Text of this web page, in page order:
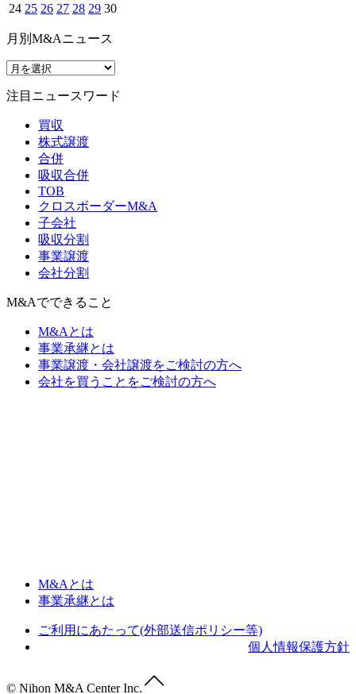
24 25 26 27 28 29 30
月別M&Aニュース
注目ニュースワード
買収
株式譲渡
合併
吸収合併
TOB
クロスボーダーM&A
子会社
吸収分割
事業譲渡
会社分割
M&Aでできること
M&Aとは
事業承継とは
事業譲渡・会社譲渡をご検討の方へ
会社を買うことをご検討の方へ
M&Aとは
事業承継とは
ご利用にあたって(外部送信ポリシー等)
個人情報保護方針
© Nihon M&A Center Inc.